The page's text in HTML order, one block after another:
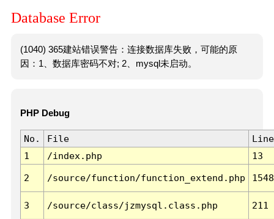
Database Error
(1040) 365建站错误警告：连接数据库失败，可能的原
因：1、数据库密码不对; 2、mysql未启动。
PHP Debug
No. File
Line
1
/index.php 13
2 /source/function/function_extend.php 1548
3 /source/class/jzmysql.class.php 211